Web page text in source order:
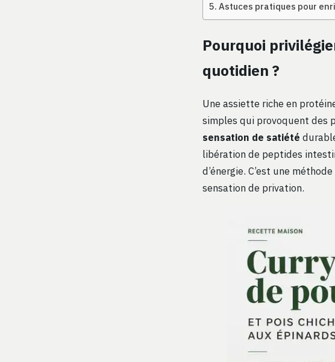
Astuces pratiques pour
Pourquoi
quotidien ?
Une assiette riche en
simples qui provoquent des
sensation de satiété
libération de peptides
d’énergie. C’est une
sensation de privation.